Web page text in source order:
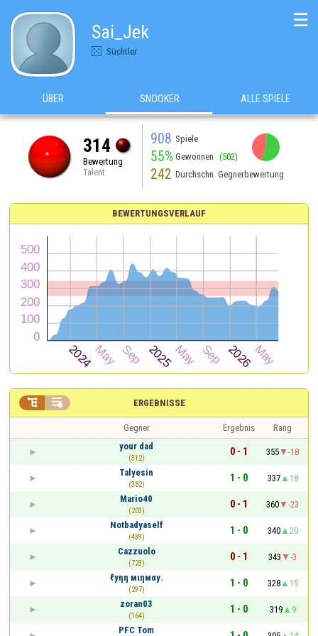
Sai_Jek
Süchtler
☰
ÜBER SNOOKER ALLE SPIELE
314
Bewertung
Talent
908 Spiele
55% Gewonnen (502)
242 Durchschn. Gegnerbewertung
BEWERTUNGSVERLAUF
ERGEBNISSE
 
Gegner Ergebnis
Rang
your dad
(312)
0 - 1 355
-18
Talyesin
(382)
1 - 0 337
18
Mario40
(203)
0 - 1 360
-23
Notbadyaself
(439)
1 - 0 340
20
Cazzuolo
(723)
0 - 1 343
-3
ℓуηη мιηмαу.
(297)
1 - 0 328
15
zoran03
(164)
1 - 0 319
9
PFC Tom